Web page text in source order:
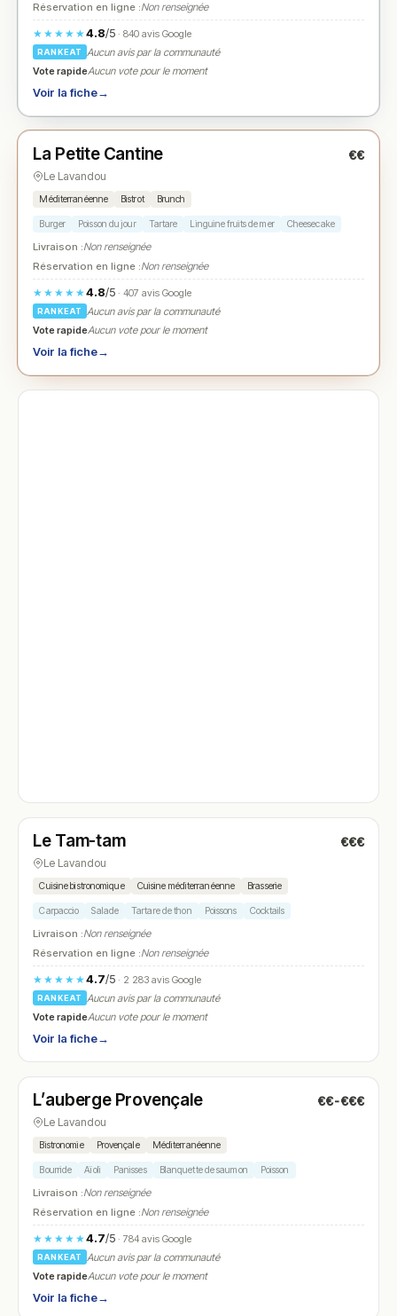
Réservation en ligne :Non renseignée
★★★★★4.8/5· 840 avis Google
RANKEAT
Aucun avis par la communauté
Vote rapideAucun vote pour le moment
Voir la fiche→
★ N° 3
La Petite Cantine €€
Le Lavandou
Méditerranéenne Bistrot Brunch
Burger Poisson du jour Tartare Linguine fruits de mer Cheesecake
Livraison :Non renseignée
Réservation en ligne :Non renseignée
★★★★★4.8/5· 407 avis Google
RANKEAT
Aucun avis par la communauté
Vote rapideAucun vote pour le moment
Voir la fiche→
N° 4
Le Tam-tam €€€
Le Lavandou
Cuisine bistronomique Cuisine méditerranéenne Brasserie
Carpaccio Salade Tartare de thon Poissons Cocktails
Livraison :Non renseignée
Réservation en ligne :Non renseignée
★★★★★4.7/5· 2 283 avis Google
RANKEAT
Aucun avis par la communauté
Vote rapideAucun vote pour le moment
Voir la fiche→
N° 5
L’auberge Provençale €€-€€€
Le Lavandou
Bistronomie Provençale Méditerranéenne
Bourride Aïoli Panisses Blanquette de saumon Poisson
Livraison :Non renseignée
Réservation en ligne :Non renseignée
★★★★★4.7/5· 784 avis Google
RANKEAT
Aucun avis par la communauté
Vote rapideAucun vote pour le moment
Voir la fiche→